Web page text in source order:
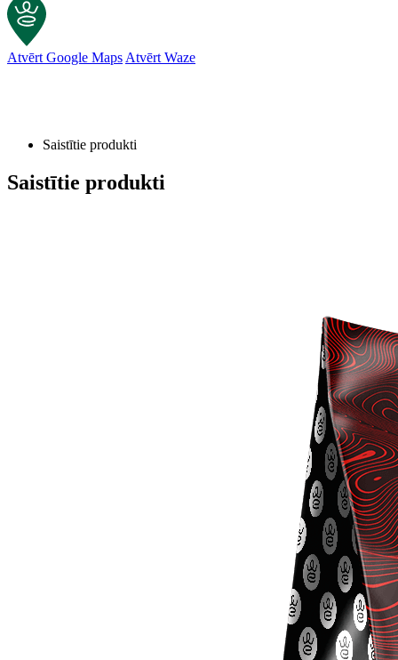
Atvērt Google Maps Atvērt Waze
Saistītie produkti
Saistītie produkti